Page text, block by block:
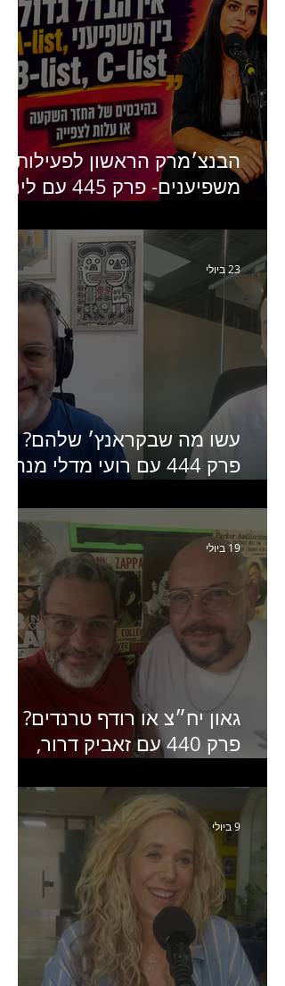
הבנצ׳מרק הראשון לפעילות
משפיענים- פרק 445 עם לינוי
Humanz ישראל
עשו מה שבקראנץ׳ שלהם?
פרק 444 עם רועי מדלי מנהל
האחרון של קראנץ׳
23 ביולי
גאון יח״צ או רודף טרנדים?
פרק 440 עם זאביק דרור,
ותקשורת
19 ביולי
9 ביולי